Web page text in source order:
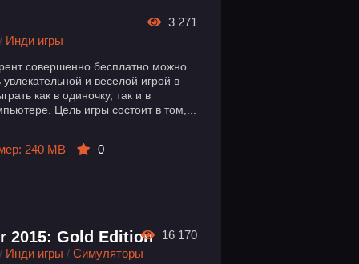
Инди игры
совершенно бесплатно можно
и веселой игрой в
как в одиночку, так и в
Цель игры состоит в том,...
240 MB 0
3 271
2015: Gold Edition
Инди игры /Симуляторы
16 170